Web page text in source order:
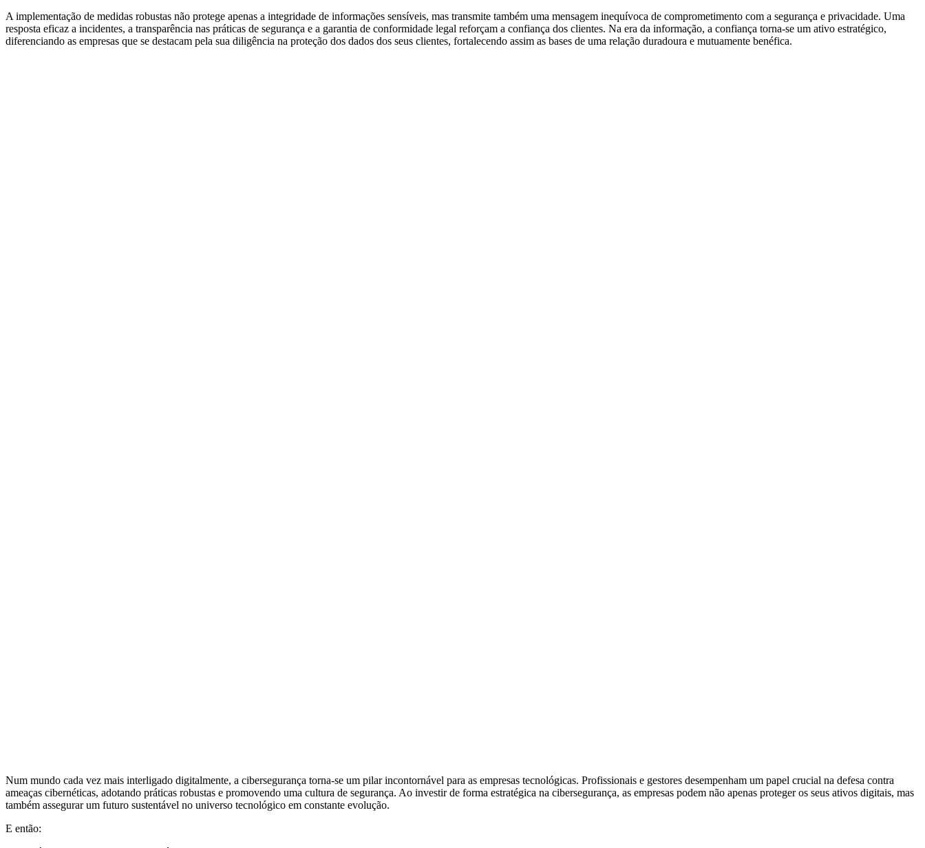
A implementação de medidas robustas não protege apenas a integridade de informações sensíveis, mas transmite também uma mensagem inequívoca de comprometimento com a segurança e privacidade. Uma
resposta eficaz a incidentes, a transparência nas práticas de segurança e a garantia de conformidade legal reforçam a confiança dos clientes. Na era da informação, a confiança torna-se um ativo estratégico,
diferenciando as empresas que se destacam pela sua diligência na proteção dos dados dos seus clientes, fortalecendo assim as bases de uma relação duradoura e mutuamente benéfica.
Num mundo cada vez mais interligado digitalmente, a cibersegurança torna-se um pilar incontornável para as empresas tecnológicas. Profissionais e gestores desempenham um papel crucial na defesa contra
ameaças cibernéticas, adotando práticas robustas e promovendo uma cultura de segurança. Ao investir de forma estratégica na cibersegurança, as empresas podem não apenas proteger os seus ativos digitais, mas
também assegurar um futuro sustentável no universo tecnológico em constante evolução.
E então: